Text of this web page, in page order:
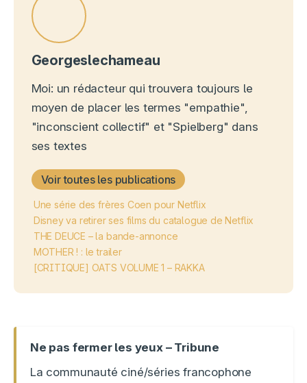
Georgeslechameau
Moi: un rédacteur qui trouvera toujours le
moyen de placer les termes "empathie",
"inconscient collectif" et "Spielberg" dans
ses textes
Voir toutes les publications
Une série des frères Coen pour Netflix
Disney va retirer ses films du catalogue de Netflix
THE DEUCE – la bande-annonce
MOTHER ! : le trailer
[CRITIQUE] OATS VOLUME 1 – RAKKA
Ne pas fermer les yeux – Tribune
La communauté ciné/séries francophone